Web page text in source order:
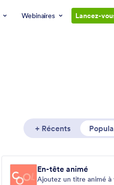
Webinaires Lancez-
+ Récents
En-tête animé
Ajoutez un titre animé à